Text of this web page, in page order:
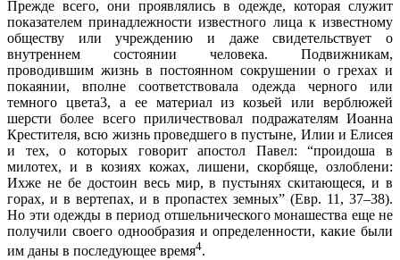
Прежде всего, они проявлялись в одежде, которая служит
показателем принадлежности известного лица к известному
обществу или учреждению и даже свидетельствует о
внутреннем состоянии человека. Подвижникам,
проводившим жизнь в постоянном сокрушении о грехах и
покаянии, вполне соответствовала одежда черного или
темного цвета3, а ее материал из козьей или верблюжей
шерсти более всего приличествовал подражателям Иоанна
Крестителя, всю жизнь проведшего в пустыне, Илии и Елисея
и тех, о которых говорит апостол Павел: “проидоша в
милотех, и в козиях кожах, лишени, скорбяще, озлоблени:
Ихже не бе достоин весь мир, в пустынях скитающеся, и в
горах, и в вертепах, и в пропастех земных” (Евр. 11, 37–38).
Но эти одежды в период отшельнического монашества еще не
получили своего однообразия и определенности, какие были
им даны в последующее время4.